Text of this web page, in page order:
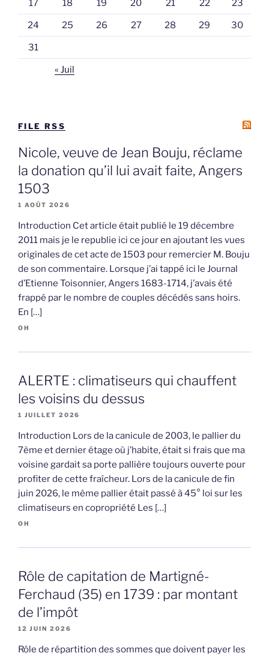
17 18 19 20 21 22 23
24 25 26 27 28 29 30
31
« Juil
FILE RSS
Nicole, veuve de Jean Bouju, réclame
la donation qu’il lui avait faite, Angers
1503
1 AOÛT 2026
Introduction Cet article était publié le 19 décembre
2011 mais je le republie ici ce jour en ajoutant les vues
originales de cet acte de 1503 pour remercier M. Bouju
de son commentaire. Lorsque j’ai tappé ici le Journal
d’Etienne Toisonnier, Angers 1683-1714, j’avais été
frappé par le nombre de couples décédés sans hoirs.
En […]
OH
ALERTE : climatiseurs qui chauffent
les voisins du dessus
1 JUILLET 2026
Introduction Lors de la canicule de 2003, le pallier du
7ème et dernier étage où j’habite, était si frais que ma
voisine gardait sa porte pallière toujours ouverte pour
profiter de cette fraîcheur. Lors de la canicule de fin
juin 2026, le même pallier était passé à 45° loi sur les
climatiseurs en copropriété Les […]
OH
Rôle de capitation de Martigné-
Ferchaud (35) en 1739 : par montant
de l’impôt
12 JUIN 2026
Rôle de répartition des sommes que doivent payer les